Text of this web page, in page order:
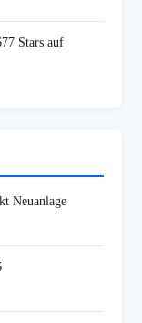
Stars auf
Neuanlage